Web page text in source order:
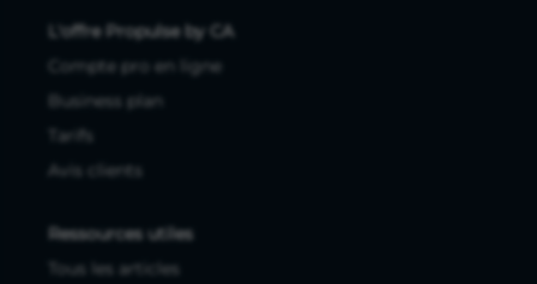
L'offre Propulse by CA
Compte pro en ligne
Business plan
Tarifs
Avis clients
Ressources utiles
Tous les articles